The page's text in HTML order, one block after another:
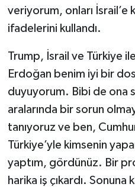
veriyorum, onları İsrail’e
ifadelerini kullandı.
Trump, İsrail ve Türkiye
Erdoğan benim iyi bir
duyuyorum. Bibi de ona
aralarında bir sorun
tanıyoruz ve ben,
Türkiye’yle kimsenin
yaptım, gördünüz. Bir
harika iş çıkardı.